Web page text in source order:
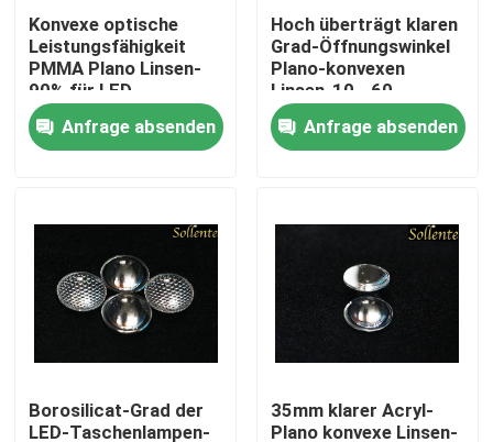
Über uns
Fabrik-Ausflug
Qualitätskontrolle
Treten Sie mit uns in Verbindung
Nachrichten
Fälle
Straßenlaterne-Modul
Konvexe optische
Leistungsfähigkeit
PMMA Plano Linsen-
90% für LED-
Taschenlampe
Anfrage absenden
Hoch überträgt klaren
Grad-Öffnungswinkel
Plano-konvexen
Linsen-10 - 60
Anfrage absenden
Borosilicat-Grad der
LED-Taschenlampen-
35mm klarer Acryl-
Plano konvexe Linsen-